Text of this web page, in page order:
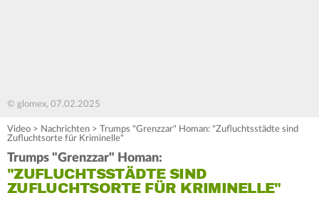
© glomex, 07.02.2025
Video > Nachrichten > Trumps "Grenzzar" Homan: "Zufluchtsstädte sind
Zufluchtsorte für Kriminelle"
Trumps "Grenzzar" Homan:
"ZUFLUCHTSSTÄDTE SIND
ZUFLUCHTSORTE FÜR KRIMINELLE"